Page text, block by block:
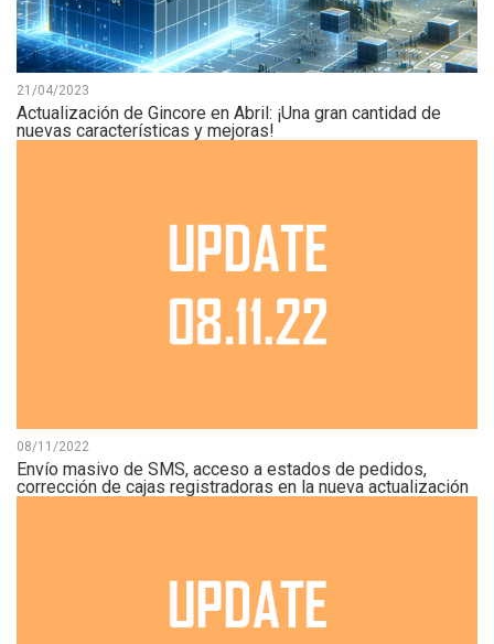
21/04/2023
Actualización de Gincore en Abril: ¡Una gran cantidad de
nuevas características y mejoras!
08/11/2022
Envío masivo de SMS, acceso a estados de pedidos,
corrección de cajas registradoras en la nueva actualización